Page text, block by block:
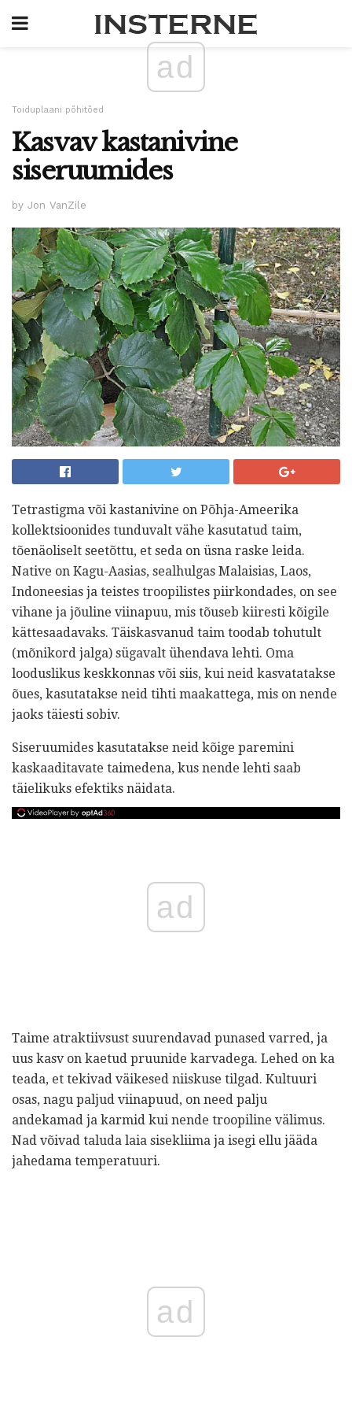
ad
Toiduplaani põhitõed
Kasvav kastanivine
siseruumides
by Jon VanZile
Tetrastigma või kastanivine on Põhja-Ameerika
kollektsioonides tunduvalt vähe kasutatud taim,
tõenäoliselt seetõttu, et seda on üsna raske leida.
Native on Kagu-Aasias, sealhulgas Malaisias, Laos,
Indoneesias ja teistes troopilistes piirkondades, on see
vihane ja jõuline viinapuu, mis tõuseb kiiresti kõigile
kättesaadavaks. Täiskasvanud taim toodab tohutult
(mõnikord jalga) sügavalt ühendava lehti. Oma
looduslikus keskkonnas või siis, kui neid kasvatatakse
õues, kasutatakse neid tihti maakattega, mis on nende
jaoks täiesti sobiv.
Siseruumides kasutatakse neid kõige paremini
kaskaaditavate taimedena, kus nende lehti saab
täielikuks efektiks näidata.
ad
Taime atraktiivsust suurendavad punased varred, ja
uus kasv on kaetud pruunide karvadega. Lehed on ka
teada, et tekivad väikesed niiskuse tilgad. Kultuuri
osas, nagu paljud viinapuud, on need palju
andekamad ja karmid kui nende troopiline välimus.
Nad võivad taluda laia sisekliima ja isegi ellu jääda
jahedama temperatuuri.
ad